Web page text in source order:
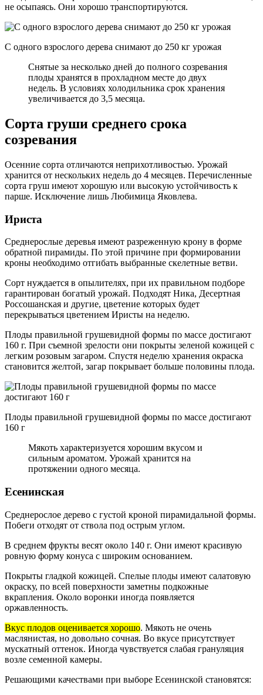
не осыпаясь. Они хорошо транспортируются.
С одного взрослого дерева снимают до 250 кг урожая
Снятые за несколько дней до полного созревания
плоды хранятся в прохладном месте до двух
недель. В условиях холодильника срок хранения
увеличивается до 3,5 месяца.
Сорта груши среднего срока
созревания
Осенние сорта отличаются неприхотливостью. Урожай
хранится от нескольких недель до 4 месяцев. Перечисленные
сорта груш имеют хорошую или высокую устойчивость к
парше. Исключение лишь Любимица Яковлева.
Ириста
Среднерослые деревья имеют разреженную крону в форме
обратной пирамиды. По этой причине при формировании
кроны необходимо отгибать выбранные скелетные ветви.
Сорт нуждается в опылителях, при их правильном подборе
гарантирован богатый урожай. Подходят Ника, Десертная
Россошанская и другие, цветение которых будет
перекрываться цветением Иристы на неделю.
Плоды правильной грушевидной формы по массе достигают
160 г. При съемной зрелости они покрыты зеленой кожицей с
легким розовым загаром. Спустя неделю хранения окраска
становится желтой, загар покрывает больше половины плода.
Плоды правильной грушевидной формы по массе достигают
160 г
Мякоть характеризуется хорошим вкусом и
сильным ароматом. Урожай хранится на
протяжении одного месяца.
Есенинская
Среднерослое дерево с густой кроной пирамидальной формы.
Побеги отходят от ствола под острым углом.
В среднем фрукты весят около 140 г. Они имеют красивую
ровную форму конуса с широким основанием.
Покрыты гладкой кожицей. Спелые плоды имеют салатовую
окраску, по всей поверхности заметны подкожные
вкрапления. Около воронки иногда появляется
оржавленность.
Вкус плодов оценивается хорошо. Мякоть не очень
маслянистая, но довольно сочная. Во вкусе присутствует
мускатный оттенок. Иногда чувствуется слабая грануляция
возле семенной камеры.
Решающими качествами при выборе Есенинской становятся: